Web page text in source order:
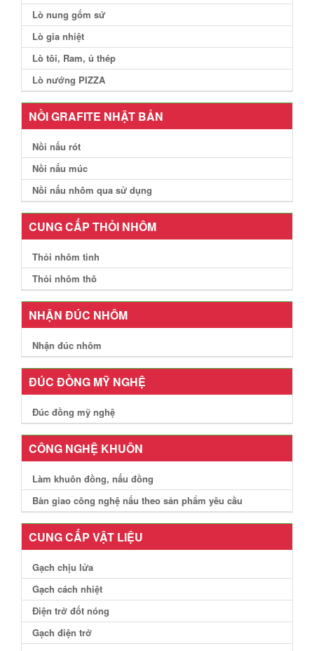
Lò nung gốm sứ
Lò gia nhiệt
Lò tôi, Ram, ủ thép
Lò nướng PIZZA
NỒI GRAFITE NHẬT BẢN
Nồi nấu rót
Nồi nấu múc
Nồi nấu nhôm qua sử dụng
CUNG CẤP THỎI NHÔM
Thỏi nhôm tinh
Thỏi nhôm thô
NHẬN ĐÚC NHÔM
Nhận đúc nhôm
ĐÚC ĐỒNG MỸ NGHỆ
Đúc đồng mỹ nghệ
CÔNG NGHỆ KHUÔN
Làm khuôn đồng, nấu đồng
Bàn giao công nghệ nấu theo sản phẩm yêu cầu
CUNG CẤP VẬT LIỆU
Gạch chịu lửa
Gạch cách nhiệt
Điện trở đốt nóng
Gạch điện trở